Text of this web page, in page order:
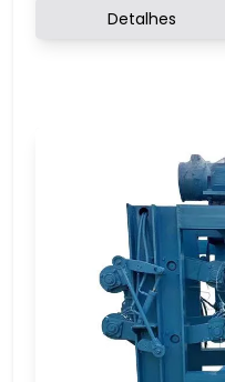
Detalhes